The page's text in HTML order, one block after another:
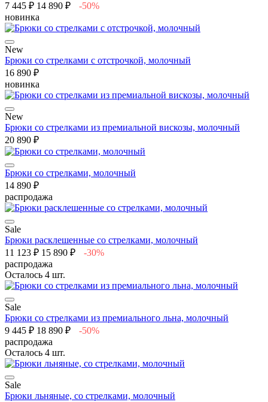
7 445 ₽ 14 890 ₽
-50%
новинка
New
Брюки со стрелками с отстрочкой, молочный
16 890 ₽
новинка
New
Брюки со стрелками из премиальной вискозы, молочный
20 890 ₽
Брюки со стрелками, молочный
14 890 ₽
распродажа
Sale
Брюки расклешенные со стрелками, молочный
11 123 ₽ 15 890 ₽
-30%
распродажа
Осталось 4 шт.
Sale
Брюки со стрелками из премиального льна, молочный
9 445 ₽ 18 890 ₽
-50%
распродажа
Осталось 4 шт.
Sale
Брюки льняные, со стрелками, молочный